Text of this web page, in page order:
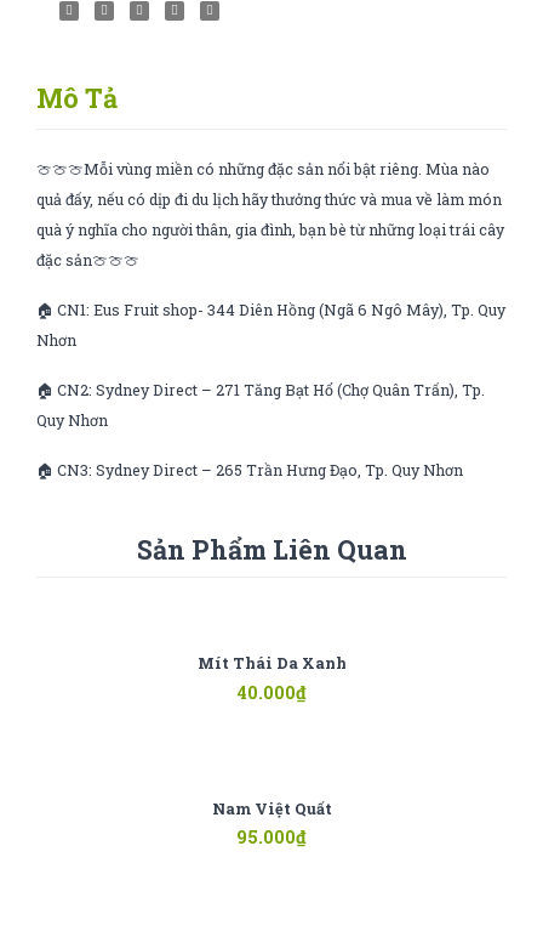
Mô Tả
🍈🍈🍈Mỗi vùng miền có những đặc sản nổi bật riêng. Mùa nào
quả đấy, nếu có dịp đi du lịch hãy thưởng thức và mua về làm món
quà ý nghĩa cho người thân, gia đình, bạn bè từ những loại trái cây
đặc sản🍈🍈🍈
🏠 CN1: Eus Fruit shop- 344 Diên Hồng (Ngã 6 Ngô Mây), Tp. Quy
Nhơn
🏠 CN2: Sydney Direct – 271 Tăng Bạt Hổ (Chợ Quân Trấn), Tp.
Quy Nhơn
🏠 CN3: Sydney Direct – 265 Trần Hưng Đạo, Tp. Quy Nhơn
Sản Phẩm Liên Quan
Mít Thái Da Xanh
40.000₫
Nam Việt Quất
95.000₫